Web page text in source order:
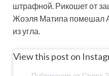
штрафной. Рикошет от
Жоэля Матипа помешал
из угла.
View this post on